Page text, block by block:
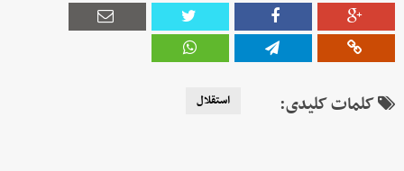
کلمات کلیدی: استقلال